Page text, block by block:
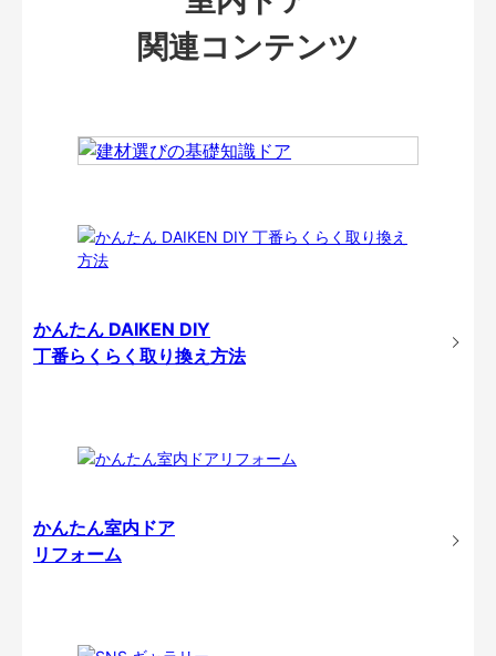
関連コンテンツ
かんたん DAIKEN DIY
丁番らくらく取り換え方法
かんたん室内ドア
リフォーム